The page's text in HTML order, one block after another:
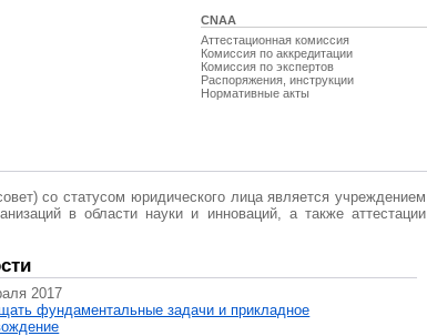
CNAA
Аттестационная комиссия
Комиссия по аккредитации
Комиссия по экспертов
Распоряжения, инструкции
Нормативные акты
со статусом юридического лица является учреждением
в области науки и инноваций, а также аттестации
2017
фундаментальные задачи и прикладное